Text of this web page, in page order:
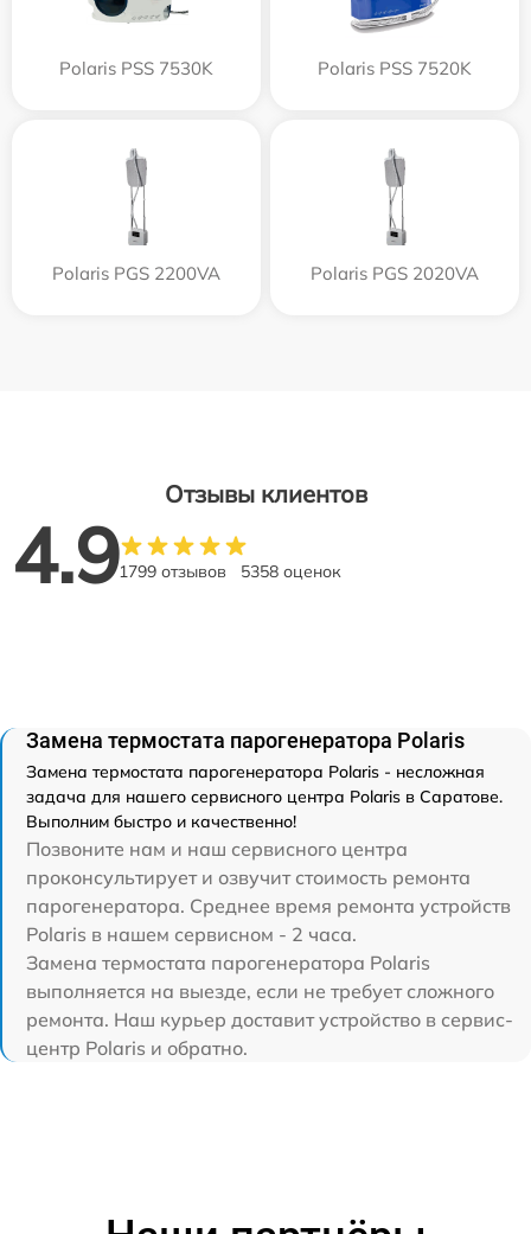
Polaris PSS 7530K Polaris PSS 7520K
Polaris PGS 2200VA Polaris PGS 2020VA
Отзывы клиентов
4.91799 отзывов 5358 оценок
Замена термостата парогенератора Polaris
Замена термостата парогенератора Polaris - несложная
задача для нашего сервисного центра Polaris в Саратове.
Выполним быстро и качественно!
Позвоните нам и наш сервисного центра
проконсультирует и озвучит стоимость ремонта
парогенератора. Среднее время ремонта устройств
Polaris в нашем сервисном - 2 часа.
Замена термостата парогенератора Polaris
выполняется на выезде, если не требует сложного
ремонта. Наш курьер доставит устройство в сервис-
центр Polaris и обратно.